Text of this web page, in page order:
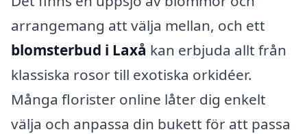
arrangemang att välja mellan, och ett
blomsterbud i Laxå kan erbjuda allt från
klassiska rosor till exotiska orkidéer.
Många florister online låter dig enkelt
välja och anpassa din bukett för att passa